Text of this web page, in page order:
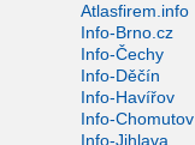
Atlasfirem.info
Info-Brno.cz
Info-Čechy
Info-Děčín
Info-Havířov
Info-Chomutov
Info-Jihlava